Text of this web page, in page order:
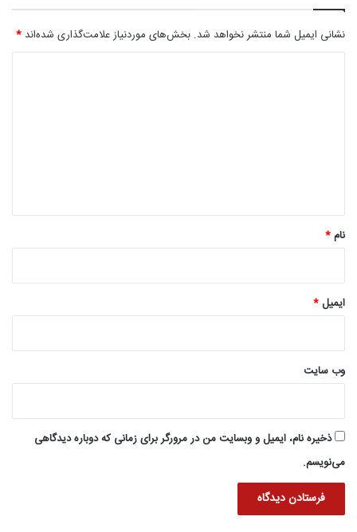
نشانی ایمیل شما منتشر نخواهد شد. بخش‌های موردنیاز علامت‌گذاری شده‌اند *
نام*
ایمیل *
وب‌ سایت
ذخیره نام، ایمیل و وبسایت من در مرورگر برای زمانی که دوباره دیدگاهی
می‌نویسم.